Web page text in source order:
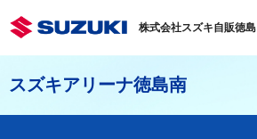
株式会社スズキ自販徳島
スズキアリーナ徳島南